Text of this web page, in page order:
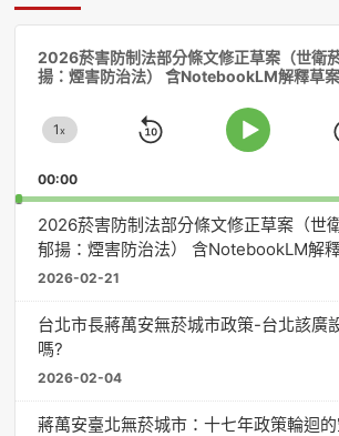
2026菸害防制法部分條文修正草案（世衛
揚：煙害防治法） 含NotebookLM解釋草
Change
Rate
1x
Skip
Play
00:00
2026菸害防制法部分條文修正草案（世
郁揚：煙害防治法） 含NotebookLM解
2026-02-21
台北市長蔣萬安無菸城市政策-台北該廣
嗎?
2026-02-04
蔣萬安臺北無菸城市：十七年政策輪迴